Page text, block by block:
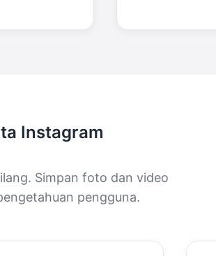
Instagram
Simpan foto dan video
pengguna.